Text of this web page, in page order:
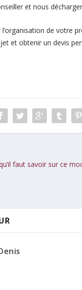
et nous
de votre
et obtenir un devis
faut savoir sur ce